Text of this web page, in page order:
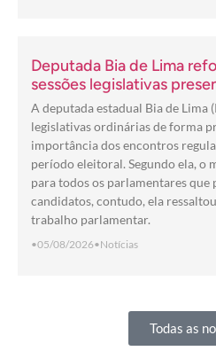
Deputada Bia de Lima
sessões legislativas
período eleitoral:
Goiás”
A deputada estadual Bia de Lima
legislativas ordinárias de forma
importância dos encontros
período eleitoral. Segundo ela, o
para todos os parlamentares
candidatos, contudo, ela
trabalho parlamentar.
•05/08/2026•Notícias
Todas as